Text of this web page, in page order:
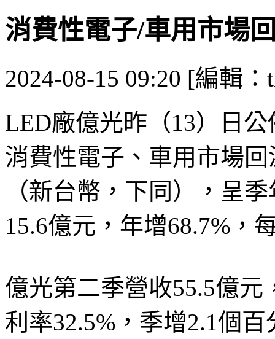
消費性電子/車用市場
2024-08-15 09:20 [編輯：
LED廠億光昨（13）日
消費性電子、車用市場
（新台幣，下同），呈
15.6億元，年增68.7%，
億光第二季營收55.5億元
利率32.5%，季增2.1個